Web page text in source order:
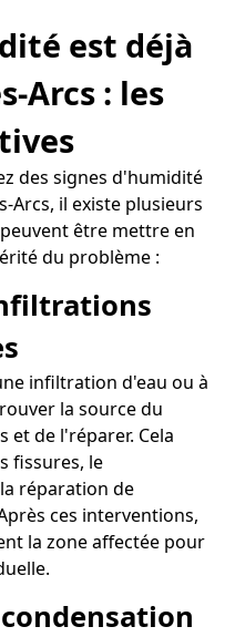
est déjà
Arcs : les
des signes d'humidité
Arcs, il existe plusieurs
être mettre en
du problème :
infiltration d'eau ou à
la source du
et de l'réparer. Cela
fissures, le
réparation de
ces interventions,
la zone affectée pour